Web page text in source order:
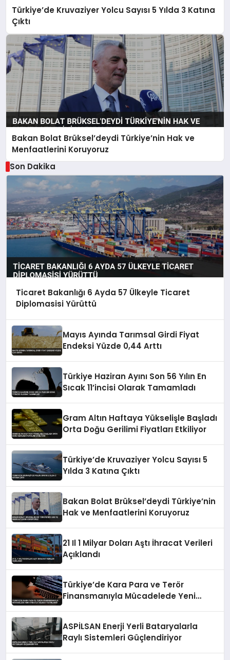
Türkiye’de Kruvaziyer Yolcu Sayısı 5 Yılda 3 Katına
Çıktı
Bakan Bolat Brüksel’deydi Türkiye’nin Hak ve
Menfaatlerini Koruyoruz
Son Dakika
Ticaret Bakanlığı 6 Ayda 57 Ülkeyle Ticaret
Diplomasisi Yürüttü
Mayıs Ayında Tarımsal Girdi Fiyat
Endeksi Yüzde 0,44 Arttı
Türkiye Haziran Ayını Son 56 Yılın En
Sıcak 11’incisi Olarak Tamamladı
Gram Altın Haftaya Yükselişle Başladı
Orta Doğu Gerilimi Fiyatları Etkiliyor
Türkiye’de Kruvaziyer Yolcu Sayısı 5
Yılda 3 Katına Çıktı
Bakan Bolat Brüksel’deydi Türkiye’nin
Hak ve Menfaatlerini Koruyoruz
21 Il 1 Milyar Doları Aştı İhracat Verileri
Açıklandı
Türkiye’de Kara Para ve Terör
Finansmanıyla Mücadelede Yeni
ASPİLSAN Enerji Yerli Bataryalarla
Raylı Sistemleri Güçlendiriyor